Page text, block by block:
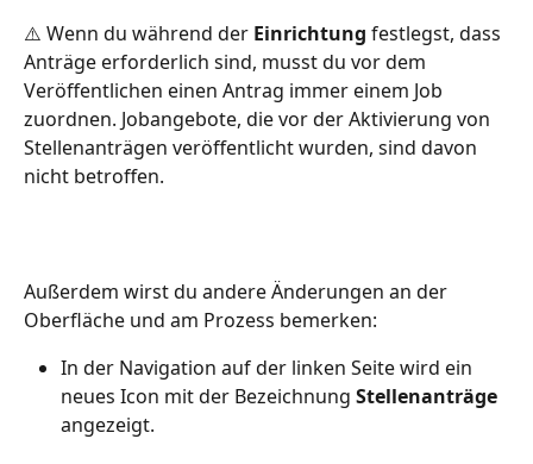
⚠️ Wenn du während der Einrichtung festlegst, dass
Anträge erforderlich sind, musst du vor dem
Veröffentlichen einen Antrag immer einem Job
zuordnen. Jobangebote, die vor der Aktivierung von
Stellenanträgen veröffentlicht wurden, sind davon
nicht betroffen.
Außerdem wirst du andere Änderungen an der
Oberfläche und am Prozess bemerken:
In der Navigation auf der linken Seite wird ein
neues Icon mit der Bezeichnung Stellenanträge
angezeigt.